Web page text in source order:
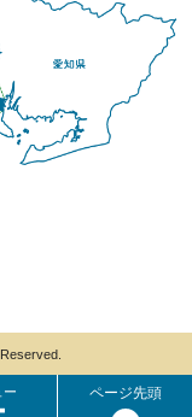
ー